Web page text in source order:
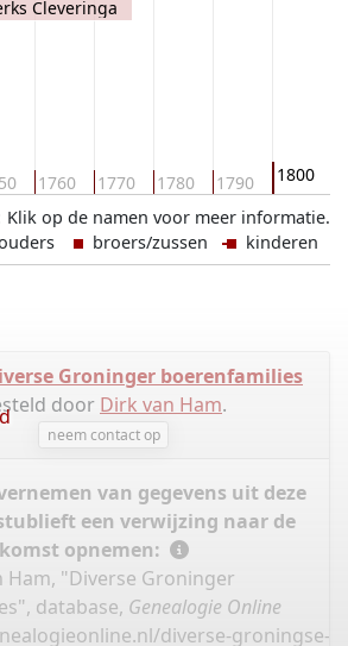
1760 1770 1780 1790 1800
Cleveringa
Klik op de namen voor meer informatie.
broers/zussen kinderen
Groninger boerenfamilies
door Dirk van Ham.
neem contact op
van gegevens uit deze
een verwijzing naar de
opnemen:
Ham, "Diverse Groninger
database, Genealogie Online
diverse-groningse-